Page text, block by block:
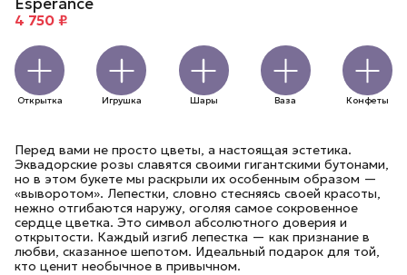
4 750 ₽
Открытка Игрушка Шары Ваза Конфеты
Перед вами не просто цветы, а настоящая эстетика.
Эквадорские розы славятся своими гигантскими бутонами,
но в этом букете мы раскрыли их особенным образом —
«выворотом». Лепестки, словно стесняясь своей красоты,
нежно отгибаются наружу, оголяя самое сокровенное
сердце цветка. Это символ абсолютного доверия и
открытости. Каждый изгиб лепестка — как признание в
любви, сказанное шепотом. Идеальный подарок для той,
кто ценит необычное в привычном.